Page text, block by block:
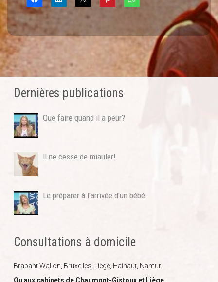
Dernières publications
Que faire quand il a peur?
Il ne cesse de miauler!
Le préparer à l’arrivée d’un bébé
Consultations à domicile
Brabant Wallon, Bruxelles, Liège, Hainaut, Namur.
Ou aux cabinets de Chaumont-Gistoux et Liège.